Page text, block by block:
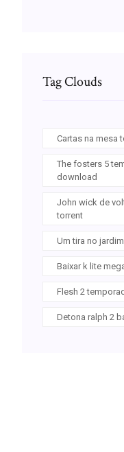
Tag Clouds
Cartas na mesa
The fosters 5
download
John wick de
torrent
Um tira no
Baixar k lite
Flesh 2
Detona ralph 2